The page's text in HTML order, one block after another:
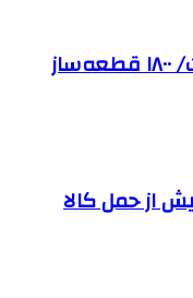
بازار قطعه‌سازی رقابتی است/ ۱۸۰۰ قطعه‌ساز
از حمل کالا